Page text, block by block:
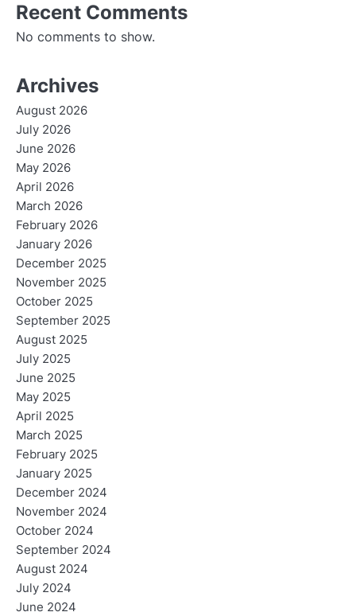
Recent Comments
No comments to show.
Archives
August 2026
July 2026
June 2026
May 2026
April 2026
March 2026
February 2026
January 2026
December 2025
November 2025
October 2025
September 2025
August 2025
July 2025
June 2025
May 2025
April 2025
March 2025
February 2025
January 2025
December 2024
November 2024
October 2024
September 2024
August 2024
July 2024
June 2024